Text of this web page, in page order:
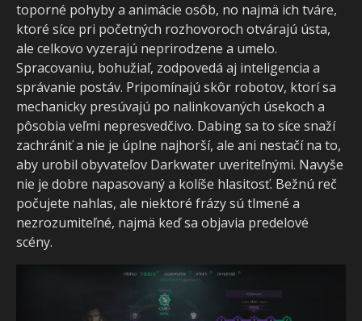
toporné pohyby a animácie osôb, no najmä ich tváre,
ktoré síce pri početných rozhovoroch otvárajú ústa,
ale celkovo vyzerajú neprirodzene a umelo.
Spracovaniu, bohužiaľ, zodpovedá aj inteligencia a
správanie postáv. Pripomínajú skôr robotov, ktorí sa
mechanicky presúvajú po nalinkovaných úsekoch a
pôsobia veľmi nepresvedčivo. Dabing sa to síce snaží
zachrániť a nie je úplne najhorší, ale ani nestačí na to,
aby urobil obyvateľov Darkwater uveriteľnými. Navyše
nie je dobre napasovaný a kolíše hlasitosť. Bežnú reč
počujete nahlas, ale niektoré frázy sú tlmené a
nezrozumiteľné, najmä keď sa objavia predelové
scény.